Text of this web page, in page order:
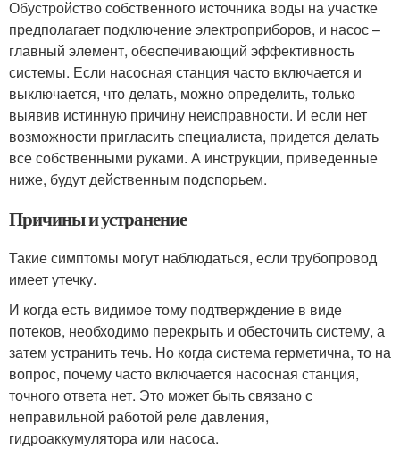
Обустройство собственного источника воды на участке
предполагает подключение электроприборов, и насос –
главный элемент, обеспечивающий эффективность
системы. Если насосная станция часто включается и
выключается, что делать, можно определить, только
выявив истинную причину неисправности. И если нет
возможности пригласить специалиста, придется делать
все собственными руками. А инструкции, приведенные
ниже, будут действенным подспорьем.
Причины и устранение
Такие симптомы могут наблюдаться, если трубопровод
имеет утечку.
И когда есть видимое тому подтверждение в виде
потеков, необходимо перекрыть и обесточить систему, а
затем устранить течь. Но когда система герметична, то на
вопрос, почему часто включается насосная станция,
точного ответа нет. Это может быть связано с
неправильной работой реле давления,
гидроаккумулятора или насоса.